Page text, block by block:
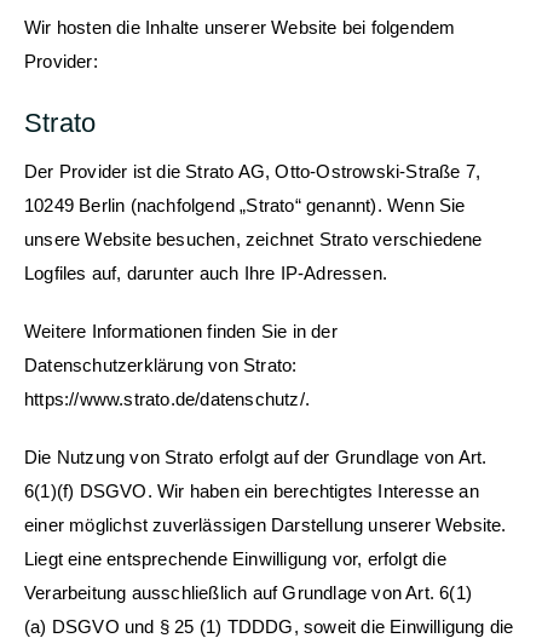
Wir hosten die Inhalte unserer Website bei folgendem
Provider:
Strato
Der Provider ist die Strato AG, Otto-Ostrowski-Straße 7,
10249 Berlin (nachfolgend „Strato“ genannt). Wenn Sie
unsere Website besuchen, zeichnet Strato verschiedene
Logfiles auf, darunter auch Ihre IP-Adressen.
Weitere Informationen finden Sie in der
Datenschutzerklärung von Strato:
https://www.strato.de/datenschutz/.
Die Nutzung von Strato erfolgt auf der Grundlage von Art.
6(1)(f) DSGVO. Wir haben ein berechtigtes Interesse an
einer möglichst zuverlässigen Darstellung unserer Website.
Liegt eine entsprechende Einwilligung vor, erfolgt die
Verarbeitung ausschließlich auf Grundlage von Art. 6(1)
(a) DSGVO und § 25 (1) TDDDG, soweit die Einwilligung die